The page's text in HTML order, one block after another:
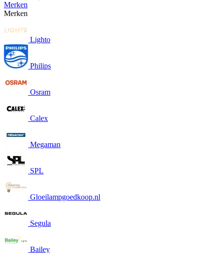
Merken
Merken
Lighto
Philips
Osram
Calex
Megaman
SPL
Gloeilampgoedkoop.nl
Segula
Bailey